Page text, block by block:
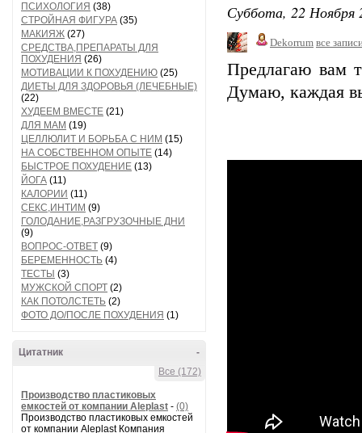
ПСИХОЛОГИЯ (38)
СТРОЙНАЯ ФИГУРА (35)
МАКИЯЖ (27)
СРЕДСТВА,ПРЕПАРАТЫ ДЛЯ
ПОХУДЕНИЯ (26)
МОТИВАЦИИ К ПОХУДЕНИЮ (25)
ДИЕТЫ ДЛЯ ЗДОРОВЬЯ (ЛЕЧЕБНЫЕ)
(22)
ХУДЕЕМ ВМЕСТЕ (21)
ДЛЯ МАМ (19)
ЦЕЛЛЮЛИТ И БОРЬБА С НИМ (15)
НА СОБСТВЕННОМ ОПЫТЕ (14)
БЫСТРОЕ ПОХУДЕНИЕ (13)
ЙОГА (11)
КАЛОРИИ (11)
СЕКС,ИНТИМ (9)
ГОЛОДАНИЕ,РАЗГРУЗОЧНЫЕ ДНИ
(9)
ВОПРОС-ОТВЕТ (9)
БЕРЕМЕННОСТЬ (4)
ТЕСТЫ (3)
МУЖСКОЙ СПОРТ (2)
КАК ПОТОЛСТЕТЬ (2)
ФОТО ДО/ПОСЛЕ ПОХУДЕНИЯ (1)
-
Цитатник
Все (172)
Производство пластиковых
емкостей от компании Aleplast - (0)
Производство пластиковых емкостей
от компании Aleplast Компания
Суббота, 22 Ноября
Dekorrum все
Предлагаю вам
Думаю, каждая